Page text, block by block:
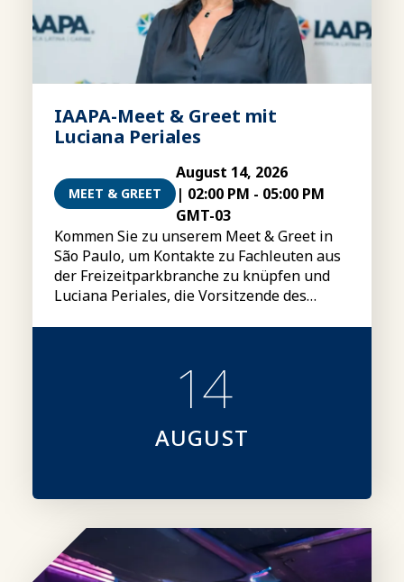
IAAPA-Meet & Greet mit
Luciana Periales
MEET & GREET
August 14, 2026
| 02:00 PM - 05:00 PM
GMT-03
Kommen Sie zu unserem Meet & Greet in
São Paulo, um Kontakte zu Fachleuten aus
der Freizeitparkbranche zu knüpfen und
Luciana Periales, die Vorsitzende des
14
AUGUST